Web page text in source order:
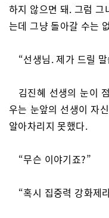
하지 않으면 돼. 그럼 그
는데 그냥 돌아갈 수는
“선생님. 제가 드릴
김진혜 선생의 눈이
우는 눈앞의 선생이 자
알아차리지 못했다.
“무슨 이야기죠?”
“혹시 집중력 강화제